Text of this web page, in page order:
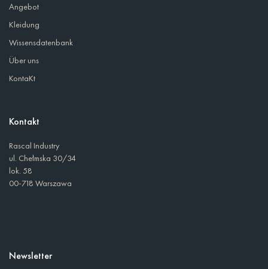
Angebot
Kleidung
Wissensdatenbank
Über uns
KontaKt
Kontakt
Rascal Industry
ul. Chełmska 30/34
lok. 58
00-718 Warszawa
Newsletter